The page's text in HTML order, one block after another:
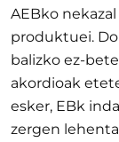
AEBko
produktuei.
balizko ez-
akordioak
esker, EBk
zergen